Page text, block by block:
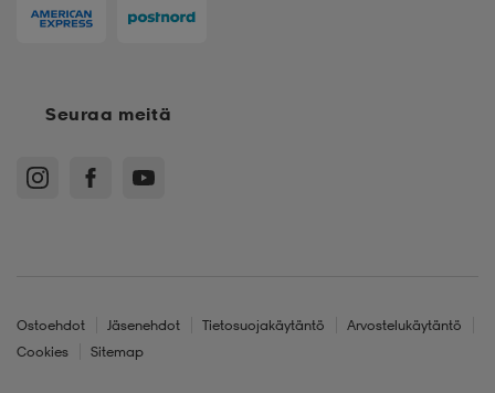
Seuraa meitä
Ostoehdot Jäsenehdot Tietosuojakäytäntö
Arvostelukäytäntö
Cookies
Sitemap